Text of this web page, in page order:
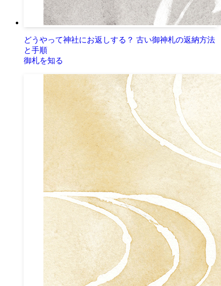
どうやって神社にお返しする？ 古い御神札の返納方法
と手順
御札を知る